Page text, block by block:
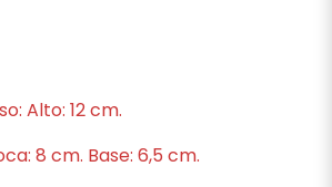
Alto: 12 cm.
8 cm. Base: 6,5 cm.